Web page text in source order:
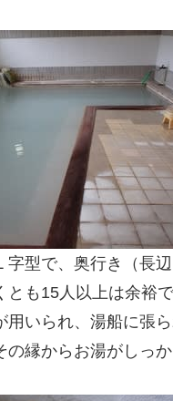
字型で、奥行き（長
とも15人以上は余裕
用いられ、湯船に張
の縁からお湯がしっ